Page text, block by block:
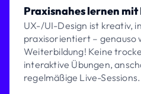
Praxisnahes lernen
UX-/UI-Design ist kreativ,
praxisorientiert – genauso
Weiterbildung! Keine
interaktive Übungen,
regelmäßige Live-Sessions.